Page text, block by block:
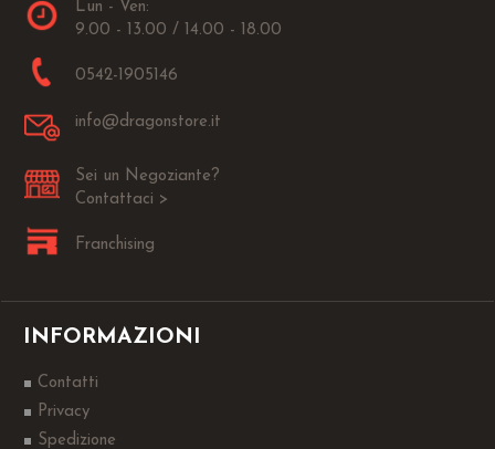
Lun - Ven:
9.00 - 13.00 / 14.00 - 18.00
0542-1905146
info@dragonstore.it
Sei un Negoziante?
Contattaci >
Franchising
INFORMAZIONI
Contatti
Privacy
Spedizione